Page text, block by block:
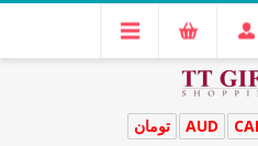
AUD تومان